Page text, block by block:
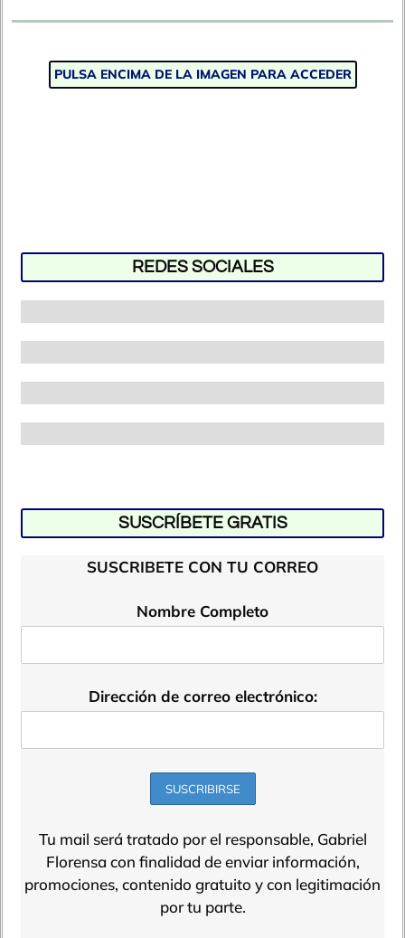
PULSA ENCIMA DE LA IMAGEN PARA ACCEDER
REDES SOCIALES
SUSCRÍBETE GRATIS
SUSCRIBETE CON TU CORREO
Nombre Completo
Dirección de correo electrónico:
Tu mail será tratado por el responsable, Gabriel
Florensa con finalidad de enviar información,
promociones, contenido gratuito y con legitimación
por tu parte.